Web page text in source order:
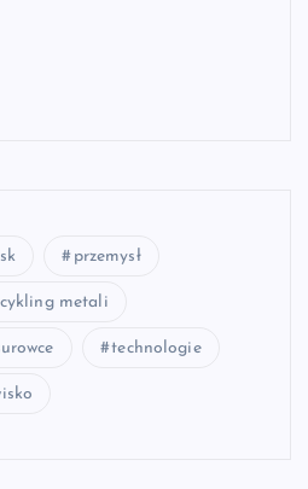
przemysł
metali
technologie